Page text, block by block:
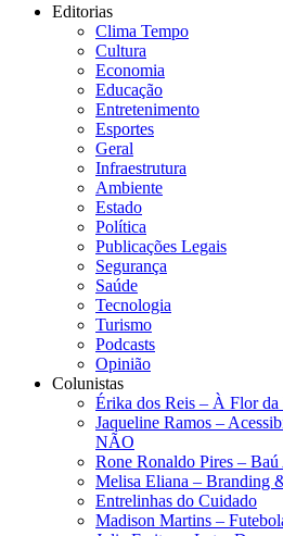
Editorias
Clima Tempo
Cultura
Economia
Educação
Entretenimento
Esportes
Geral
Infraestrutura
Ambiente
Estado
Política
Publicações Legais
Segurança
Saúde
Tecnologia
Turismo
Podcasts
Opinião
Colunistas
Érika dos Reis​ – À Flor da
Jaqueline Ramos –
NÃO
Rone Ronaldo Pires –
Melisa Eliana – Branding
Entrelinhas do Cuidado
Madison Martins –